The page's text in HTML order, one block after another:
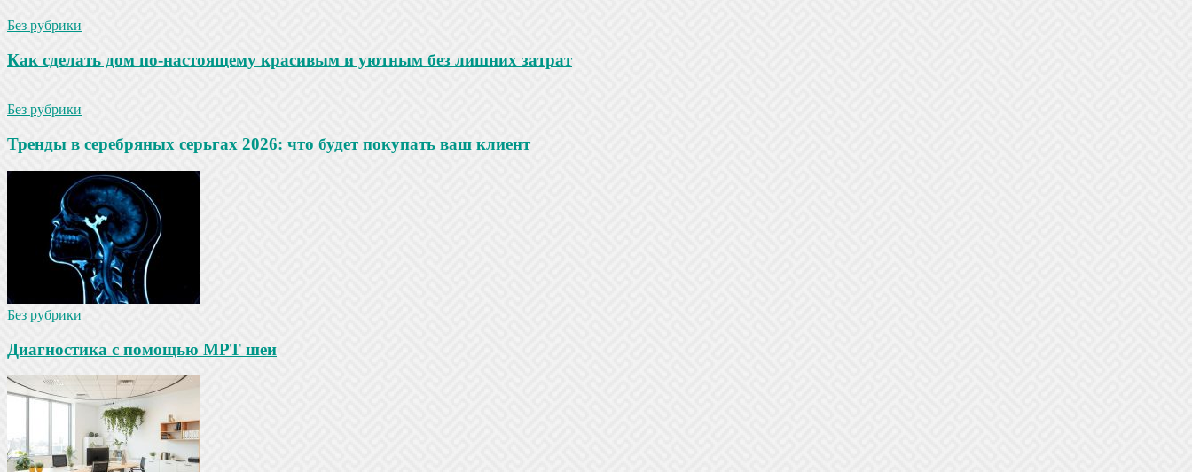
Без рубрики
Как сделать дом по-настоящему красивым и уютным без лишних затрат
Без рубрики
Тренды в серебряных серьгах 2026: что будет покупать ваш клиент
Без рубрики
Диагностика с помощью МРТ шеи